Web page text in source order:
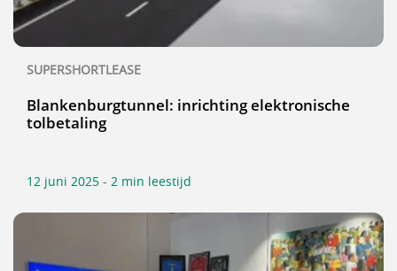
SUPERSHORTLEASE
Blankenburgtunnel: inrichting elektronische
tolbetaling
12 juni 2025 - 2 min leestijd